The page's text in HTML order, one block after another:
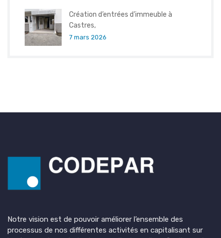
Création d’entrées d’immeuble à
Castres,
7 mars 2026
Notre vision est de pouvoir améliorer l’ensemble des
processus de nos différentes activités en capitalisant sur